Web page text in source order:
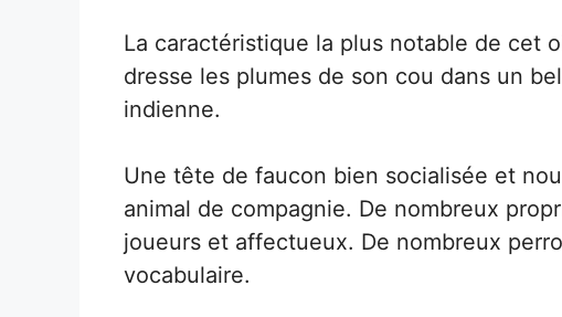
La caractéristique la plus notable de cet
dresse les plumes de son cou dans un
indienne.
Une tête de faucon bien socialisée et
animal de compagnie. De nombreux
joueurs et affectueux. De nombreux
vocabulaire.